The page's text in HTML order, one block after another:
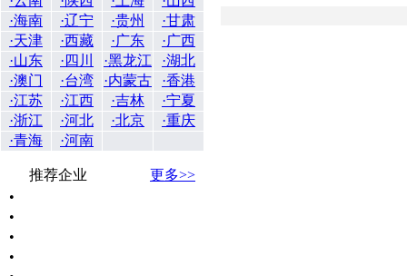
·海南
·辽宁 ·贵州
·甘肃
·天津
·西藏 ·广东
·广西
·山东
·四川 ·黑龙江
·湖北
·澳门
·台湾 ·内蒙古
·香港
·江苏
·江西 ·吉林
·宁夏
·浙江
·河北 ·北京
·重庆
·青海
·河南
推荐企业
更多>>
•
•
•
•